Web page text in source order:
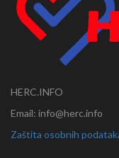
HERC.INFO
Email: info@herc.info
Zaštita osobnih